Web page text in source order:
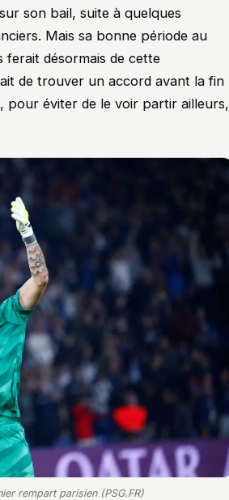
son bail, suite à quelques
Mais sa bonne période au
ferait désormais de cette
de trouver un accord avant la fin
pour éviter de le voir partir ailleurs,
rempart parisien (PSG.FR)